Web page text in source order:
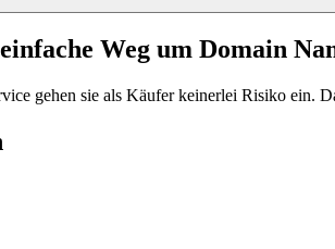
Weg um Domain
gehen sie als Käufer keinerlei Risiko ein.